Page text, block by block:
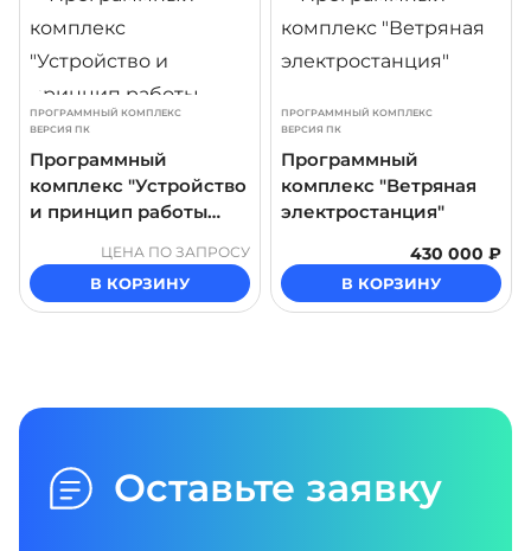
ПРОГРАММНЫЙ КОМПЛЕКС
ВЕРСИЯ ПК
Программный
комплекс "Устройство
и принцип работы
станции"
ЦЕНА ПО ЗАПРОСУ
В КОРЗИНУ
ПРОГРАММНЫЙ КОМПЛЕКС
ВЕРСИЯ ПК
Программный
комплекс "Ветряная
электростанция"
430 000 ₽
В КОРЗИНУ
Оставьте заявку